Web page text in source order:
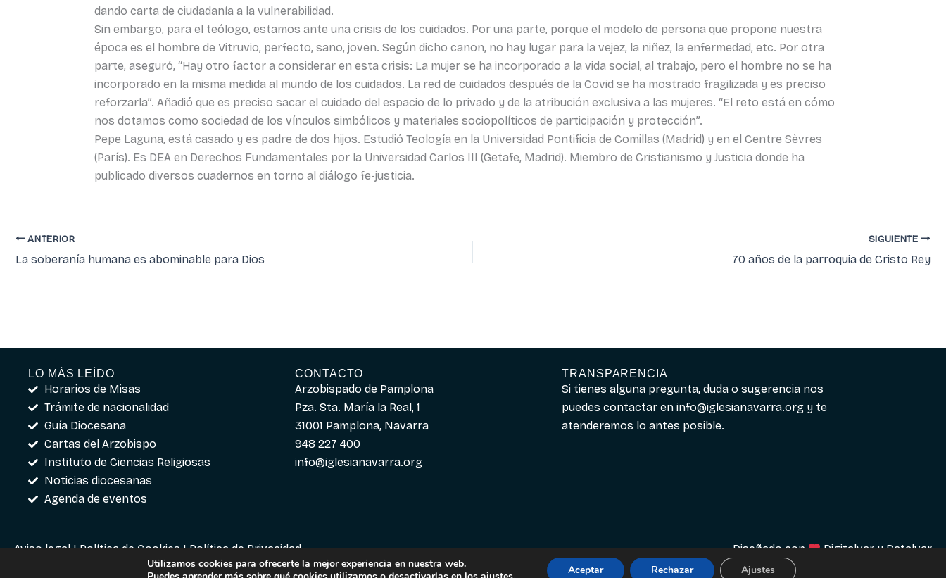
dando carta de ciudadanía a la vulnerabilidad.
Sin embargo, para el teólogo, estamos ante una crisis de los cuidados. Por una parte, porque el modelo de persona que propone nuestra
época es el hombre de Vitruvio, perfecto, sano, joven. Según dicho canon, no hay lugar para la vejez, la niñez, la enfermedad, etc. Por otra
parte, aseguró, “Hay otro factor a considerar en esta crisis: La mujer se ha incorporado a la vida social, al trabajo, pero el hombre no se ha
incorporado en la misma medida al mundo de los cuidados. La red de cuidados después de la Covid se ha mostrado fragilizada y es preciso
reforzarla”. Añadió que es preciso sacar el cuidado del espacio de lo privado y de la atribución exclusiva a las mujeres. “El reto está en cómo
nos dotamos como sociedad de los vínculos simbólicos y materiales sociopolíticos de participación y protección”.
Pepe Laguna, está casado y es padre de dos hijos. Estudió Teología en la Universidad Pontificia de Comillas (Madrid) y en el Centre Sèvres
(París). Es DEA en Derechos Fundamentales por la Universidad Carlos III (Getafe, Madrid). Miembro de Cristianismo y Justicia donde ha
publicado diversos cuadernos en torno al diálogo fe-justicia.
ANTERIOR
La soberanía humana es abominable para Dios
SIGUIENTE
70 años de la parroquia de Cristo Rey
LO MÁS LEÍDO
Horarios de Misas
Trámite de nacionalidad
Guía Diocesana
Cartas del Arzobispo
Instituto de Ciencias Religiosas
Noticias diocesanas
Agenda de eventos
CONTACTO
Arzobispado de Pamplona
Pza. Sta. María la Real, 1
31001 Pamplona, Navarra
948 227 400
info@iglesianavarra.org
TRANSPARENCIA
Si tienes alguna pregunta, duda o sugerencia nos
puedes contactar eninfo@iglesianavarra.org y te
atenderemos lo antes posible.
Aviso legal|Política de Cookies|Política de Privacidad Diseñado con DigitalvaryDatalvar
Utilizamos cookies para ofrecerte la mejor experiencia en nuestra web.
Aceptar Rechazar Ajustes